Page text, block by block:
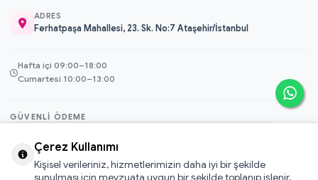
ADRES
Ferhatpaşa Mahallesi, 23. Sk. No:7 Ataşehir/İstanbul
Hafta içi 09:00–18:00
Cumartesi 10:00–13:00
GÜVENLI ÖDEME
256-bit SSL
Çerez Kullanımı
Kişisel verileriniz, hizmetlerimizin daha iyi bir şekilde
sunulması için mevzuata uygun bir şekilde toplanıp işlenir.